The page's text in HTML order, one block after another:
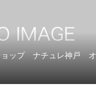
ョップ ナチュレ神戸 オ